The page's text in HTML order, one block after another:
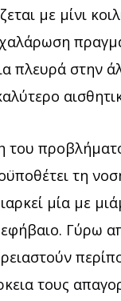
με μίνι
πλευρά στην
του
τη
μία με
Γύρω
τους